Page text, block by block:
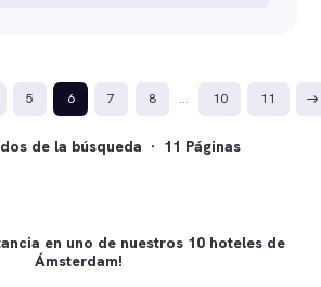
5 6 7 8 … 10 11
de la búsqueda · 11 Páginas
en uno de nuestros 10 hoteles de
Ámsterdam!